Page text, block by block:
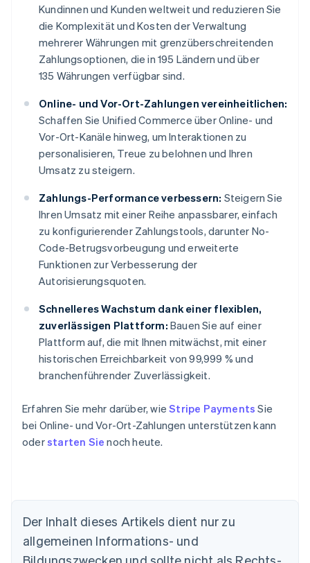
Kundinnen und Kunden weltweit und reduzieren Sie
die Komplexität und Kosten der Verwaltung
mehrerer Währungen mit grenzüberschreitenden
Zahlungsoptionen, die in 195 Ländern und über
135 Währungen verfügbar sind.
Online- und Vor-Ort-Zahlungen vereinheitlichen:
Schaffen Sie Unified Commerce über Online- und
Vor-Ort-Kanäle hinweg, um Interaktionen zu
personalisieren, Treue zu belohnen und Ihren
Umsatz zu steigern.
Zahlungs-Performance verbessern: Steigern Sie
Ihren Umsatz mit einer Reihe anpassbarer, einfach
zu konfigurierender Zahlungstools, darunter No-
Code-Betrugsvorbeugung und erweiterte
Funktionen zur Verbesserung der
Autorisierungsquoten.
Schnelleres Wachstum dank einer flexiblen,
zuverlässigen Plattform: Bauen Sie auf einer
Plattform auf, die mit Ihnen mitwächst, mit einer
historischen Erreichbarkeit von 99,999 % und
branchenführender Zuverlässigkeit.
Erfahren Sie mehr darüber, wieStripe Payments Sie
bei Online- und Vor-Ort-Zahlungen unterstützen kann
oderstarten Sie noch heute.
Der Inhalt dieses Artikels dient nur zu
allgemeinen Informations- und
Australien
English
Belgien